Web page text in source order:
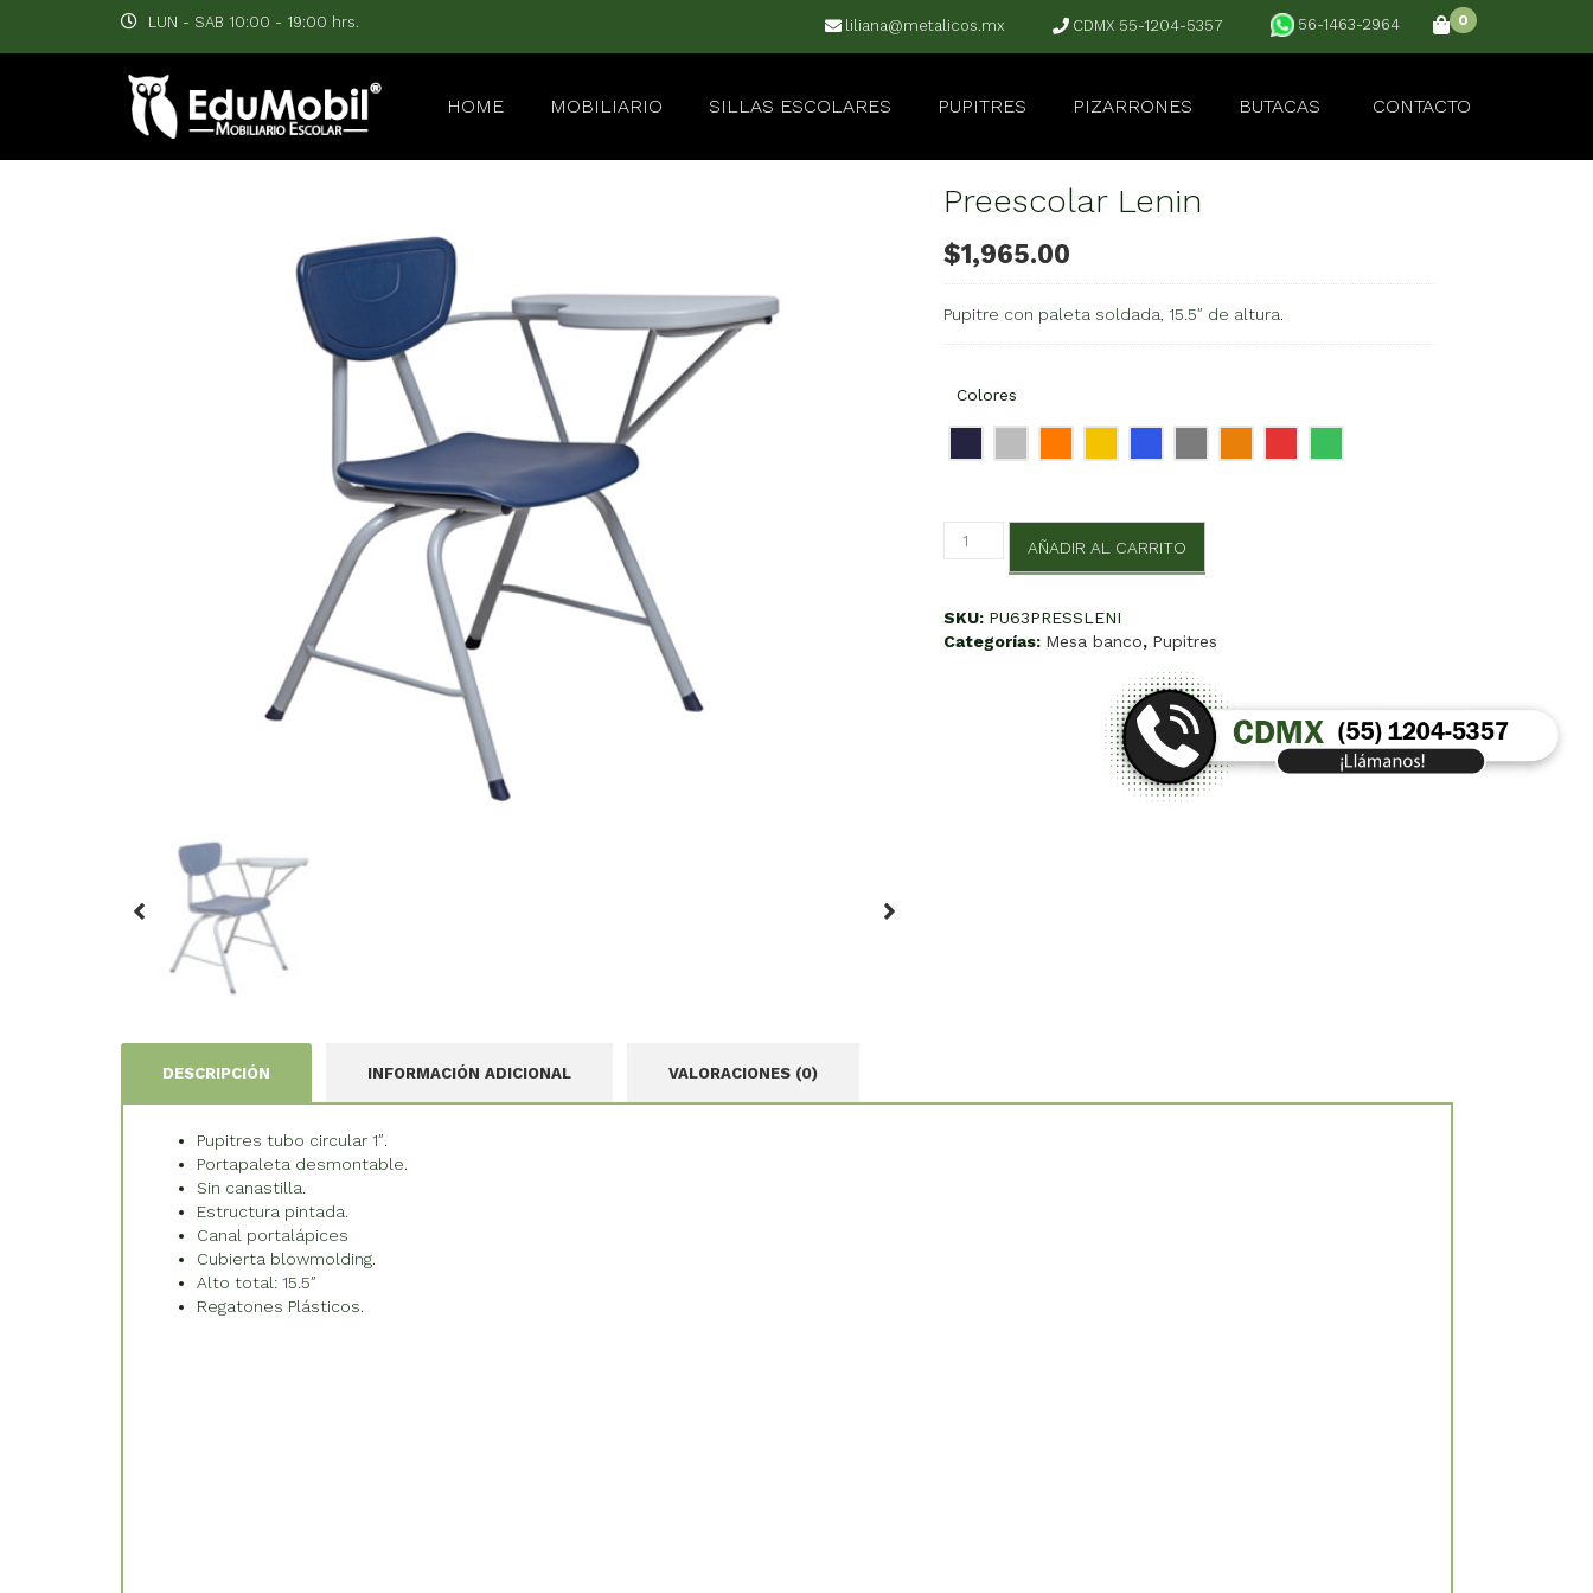
LUN - SAB 10:00 - 19:00 hrs. liliana@metalicos.mx CDMX 55-1204-5357 56-1463-2964 0
HOME MOBILIARIO SILLAS ESCOLARES PUPITRES PIZARRONES BUTACAS CONTACTO
Preescolar Lenin
$1,965.00
Pupitre con paleta soldada, 15.5″ de altura.
Colores
Preescolar
cantidad
AÑADIR AL CARRITO
SKU: PU63PRESSLENI
Categorías: Mesa banco, Pupitres
DESCRIPCIÓN INFORMACIÓN ADICIONAL VALORACIONES (0)
Pupitres tubo circular 1″.
Portapaleta desmontable.
Sin canastilla.
Estructura pintada.
Canal portalápices
Cubierta blowmolding.
Alto total: 15.5″
Regatones Plásticos.